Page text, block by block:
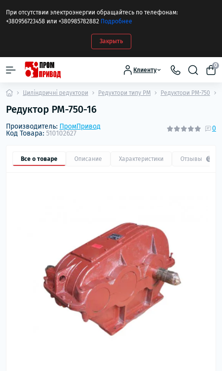
При отсутствии электроэнергии обращайтесь по телефонам:
+380956723458 или +380985782882 Подробнее
Закрыть
Клиенту
0
Циліндричні редуктори Редуктори типу РМ Редуктори РМ-750
Редуктор РМ-750-16
Производитель: ПромПривод
Код Товара: 510102627
0
Все о товаре Описание Характеристики Отзывы 0